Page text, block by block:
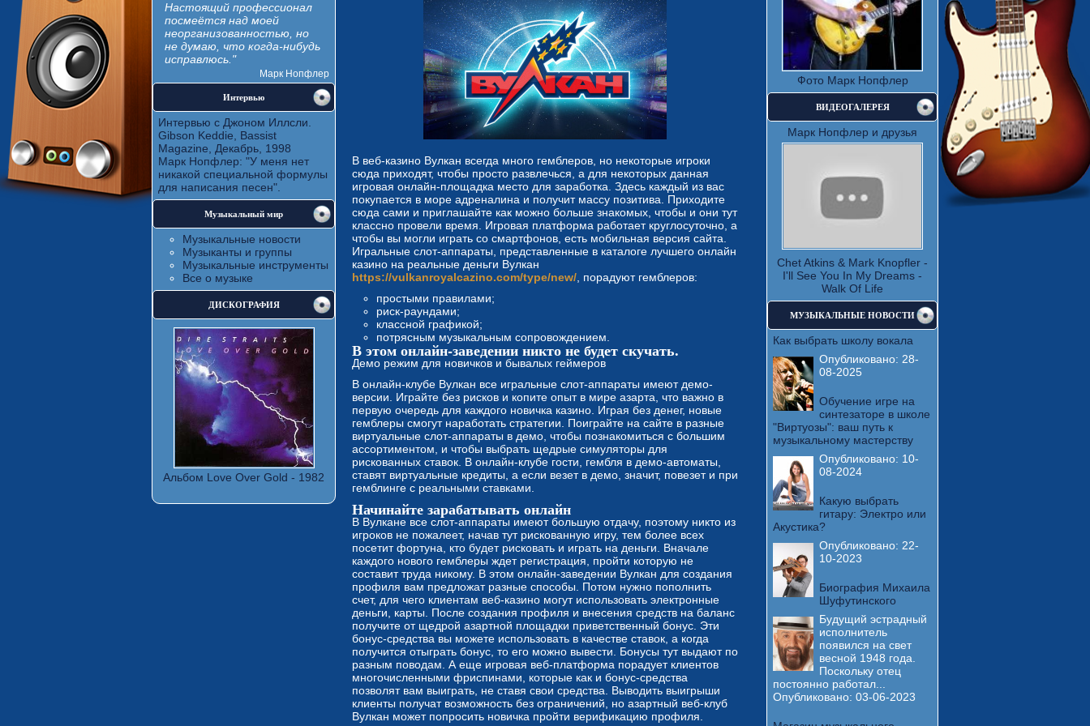
Настоящий профессионал
посмеётся над моей
неорганизованностью, но
не думаю, что когда-нибудь
исправлюсь."
Марк Нопфлер
Интервью
Интервью с Джоном Иллсли.
Gibson Keddie, Bassist
Magazine, Декабрь, 1998
Марк Нопфлер: "У меня нет
никакой специальной формулы
для написания песен".
Музыкальный мир
Музыкальные новости
Музыканты и группы
Музыкальные инструменты
Все о музыке
ДИСКОГРАФИЯ
Альбом Love Over Gold - 1982
В веб-казино Вулкан всегда много гемблеров, но некоторые игроки
сюда приходят, чтобы просто развлечься, а для некоторых данная
игровая онлайн-площадка место для заработка. Здесь каждый из вас
покупается в море адреналина и получит массу позитива. Приходите
сюда сами и приглашайте как можно больше знакомых, чтобы и они тут
классно провели время. Игровая платформа работает круглосуточно, а
чтобы вы могли играть со смартфонов, есть мобильная версия сайта.
Игральные слот-аппараты, представленные в каталоге лучшего онлайн
казино на реальные деньги Вулкан
https://vulkanroyalcazino.com/type/new/ , порадуют гемблеров:
простыми правилами;
риск-раундами;
классной графикой;
потрясным музыкальным сопровождением.
В этом онлайн-заведении никто не будет скучать.
Демо режим для новичков и бывалых геймеров
В онлайн-клубе Вулкан все игральные слот-аппараты имеют демо-
версии. Играйте без рисков и копите опыт в мире азарта, что важно в
первую очередь для каждого новичка казино. Играя без денег, новые
гемблеры смогут наработать стратегии. Поиграйте на сайте в разные
виртуальные слот-аппараты в демо, чтобы познакомиться с большим
ассортиментом, и чтобы выбрать щедрые симуляторы для
рискованных ставок. В онлайн-клубе гости, гембля в демо-автоматы,
ставят виртуальные кредиты, а если везет в демо, значит, повезет и при
гемблинге с реальными ставками.
Начинайте зарабатывать онлайн
В Вулкане все слот-аппараты имеют большую отдачу, поэтому никто из
игроков не пожалеет, начав тут рискованную игру, тем более всех
посетит фортуна, кто будет рисковать и играть на деньги. Вначале
каждого нового гемблеры ждет регистрация, пройти которую не
составит труда никому. В этом онлайн-заведении Вулкан для создания
профиля вам предложат разные способы. Потом нужно пополнить
счет, для чего клиентам веб-казино могут использовать электронные
деньги, карты. После создания профиля и внесения средств на баланс
получите от щедрой азартной площадки приветственный бонус. Эти
бонус-средства вы можете использовать в качестве ставок, а когда
получится отыграть бонус, то его можно вывести. Бонусы тут выдают по
разным поводам. А еще игровая веб-платформа порадует клиентов
многочисленными фриспинами, которые как и бонус-средства
позволят вам выиграть, не ставя свои средства. Выводить выигрыши
клиенты получат возможность без ограничений, но азартный веб-клуб
Вулкан может попросить новичка пройти верификацию профиля.
Фото Марк Нопфлер
ВИДЕОГАЛЕРЕЯ
Марк Нопфлер и друзья
Chet Atkins & Mark Knopfler -
I'll See You In My Dreams -
Walk Of Life
МУЗЫКАЛЬНЫЕ НОВОСТИ
Как выбрать школу вокала
Опубликовано: 28-
08-2025
Обучение игре на
синтезаторе в школе
"Виртуозы": ваш путь к
музыкальному мастерству
Опубликовано: 10-
08-2024
Какую выбрать
гитару: Электро или
Акустика?
Опубликовано: 22-
10-2023
Биография Михаила
Шуфутинского
Будущий эстрадный
исполнитель
появился на свет
весной 1948 года.
Поскольку отец
постоянно работал...
Опубликовано: 03-06-2023